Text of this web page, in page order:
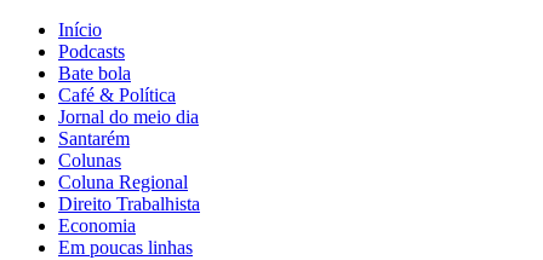
Início
Podcasts
Bate bola
Café & Política
Jornal do meio dia
Santarém
Colunas
Coluna Regional
Direito Trabalhista
Economia
Em poucas linhas